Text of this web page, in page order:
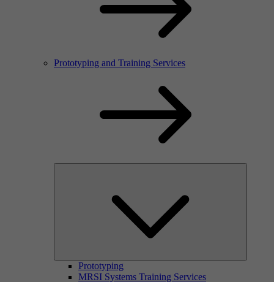
Prototyping and Training Services
Prototyping
MRSI Systems Training Services